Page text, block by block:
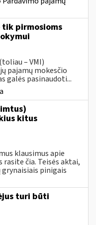
tik pirmosioms
– VMI)
pajamų mokesčio
galės pasinaudoti...
kitus
klausimus apie
čia. Teisės aktai,
pinigais
turi būti